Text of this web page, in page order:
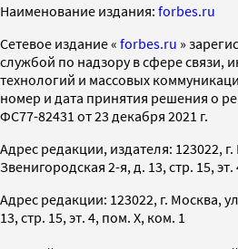
Наименование издания: forbes.ru
Cетевое издание « forbes.ru »
службой по надзору в сфере связи,
технологий и массовых
номер и дата принятия решения о
ФС77-82431 от 23 декабря 2021 г.
Адрес редакции, издателя: 123022,
Звенигородская 2-я, д. 13, стр. 15, эт.
Адрес редакции: 123022, г. Москва,
13, стр. 15, эт. 4, пом. X, ком. 1